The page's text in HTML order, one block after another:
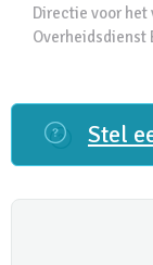
Directie voor het
Overheidsdienst
Stel